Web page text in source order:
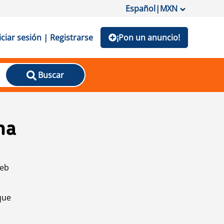
Español|MXN
sesión | Registrarse ¡Pon un anuncio!
Buscar